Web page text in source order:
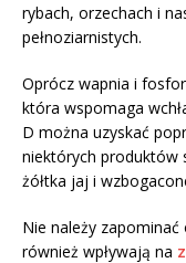
rybach, orzechach i
pełnoziarnistych.
Oprócz wapnia i
która wspomaga
D można uzyskać
niektórych produktów
żółtka jaj i
Nie należy
również wpływają na